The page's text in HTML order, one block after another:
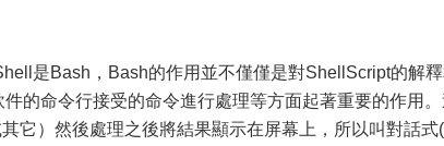
是Bash，Bash的作用並不僅僅是對ShellScript的解釋
件的命令行接受的命令進行處理等方面起著重要的作用
它）然後處理之後將結果顯示在屏幕上，所以叫對話